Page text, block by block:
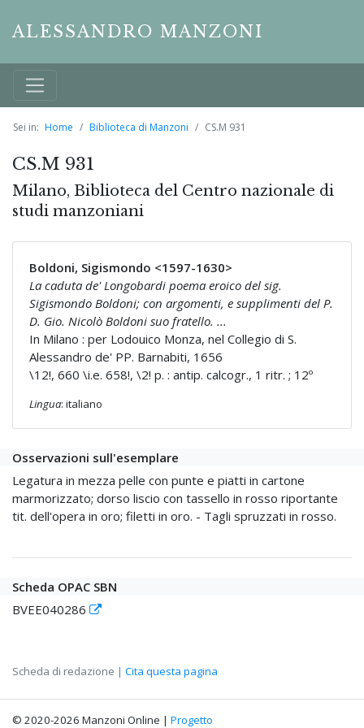
ALESSANDRO MANZONI
Sei in: Home Biblioteca di Manzoni CS.M 931
CS.M 931
Milano, Biblioteca del Centro nazionale di
studi manzoniani
Boldoni, Sigismondo <1597-1630>
La caduta de' Longobardi poema eroico del sig.
Sigismondo Boldoni; con argomenti, e supplimenti del P.
D. Gio. Nicolò Boldoni suo fratello. ...
In Milano : per Lodouico Monza, nel Collegio di S.
Alessandro de' PP. Barnabiti, 1656
\12!, 660 \i.e. 658!, \2! p. : antip. calcogr., 1 ritr. ; 12º
Lingua: italiano
Osservazioni sull'esemplare
Legatura in mezza pelle con punte e piatti in cartone
marmorizzato; dorso liscio con tassello in rosso riportante
tit. dell'opera in oro; filetti in oro. - Tagli spruzzati in rosso.
Scheda OPAC SBN
BVEE040286
Scheda di redazione | Cita questa pagina
© 2020-2026 Manzoni Online | Progetto